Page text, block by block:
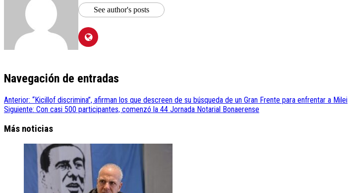
See author's posts
Navegación de entradas
Anterior: “Kicillof discrimina”, afirman los que descreen de su búsqueda de un Gran Frente para enfrentar a Milei
Siguiente: Con casi 500 participantes, comenzó la 44 Jornada Notarial Bonaerense
Más noticias